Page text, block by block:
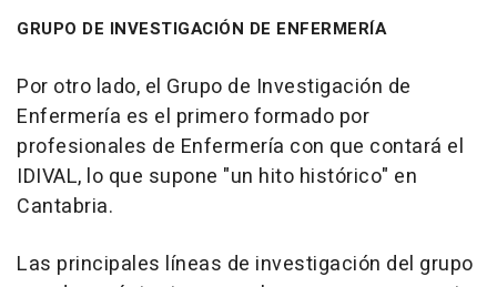
GRUPO DE INVESTIGACIÓN DE ENFERMERÍA
Por otro lado, el Grupo de Investigación de
Enfermería es el primero formado por
profesionales de Enfermería con que contará el
IDIVAL, lo que supone "un hito histórico" en
Cantabria.
Las principales líneas de investigación del grupo